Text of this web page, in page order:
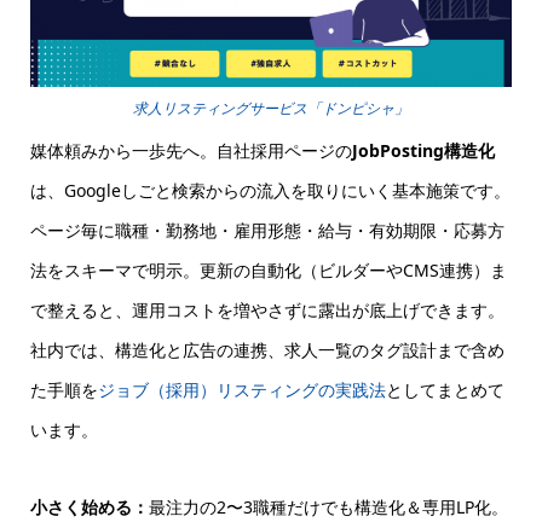
求人リスティングサービス「ドンピシャ」
媒体頼みから一歩先へ。自社採用ページのJobPosting構造化
は、Googleしごと検索からの流入を取りにいく基本施策です。
ページ毎に職種・勤務地・雇用形態・給与・有効期限・応募方
法をスキーマで明示。更新の自動化（ビルダーやCMS連携）ま
で整えると、運用コストを増やさずに露出が底上げできます。
社内では、構造化と広告の連携、求人一覧のタグ設計まで含め
た手順をジョブ（採用）リスティングの実践法としてまとめて
います。
小さく始める： 最注力の2〜3職種だけでも構造化＆専用LP化。